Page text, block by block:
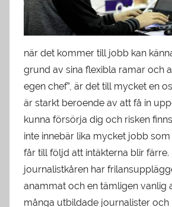
när det kommer till jobb kan
grund av sina flexibla ramar och
egen chef”, är det till mycket en
är starkt beroende av att få in
kunna försörja dig och risken
inte innebär lika mycket jobb som
får till följd att intäkterna blir färre.
journalistkåren har
anammat och en tämligen vanlig
många utbildade journalister och